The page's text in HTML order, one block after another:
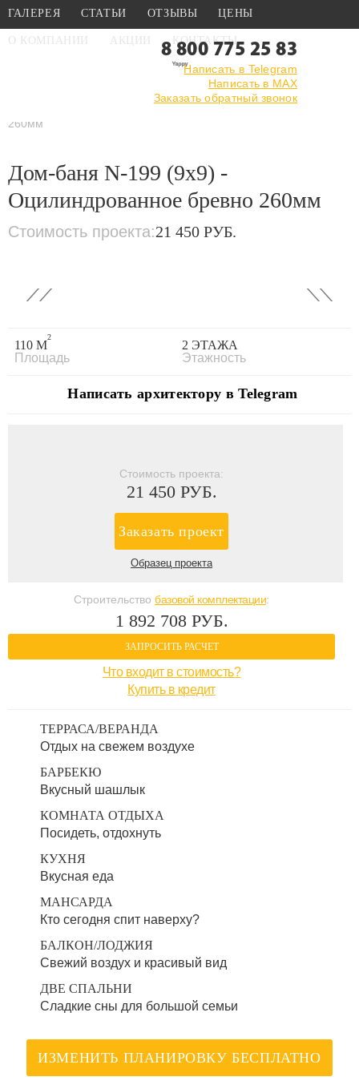
ГАЛЕРЕЯ СТАТЬИ ОТЗЫВЫ ЦЕНЫ
О КОМПАНИИ АКЦИИ КОНТАКТЫ
8 800 775 25 83
Написать в Telegram
Написать в MAX
Заказать обратный звонок
Проекты бань › Из оцилиндрованного
260мм
Дом-баня N-199 (9x9) -
Оцилиндрованное бревно 260мм
Стоимость проекта:21 450 РУБ.
‹ ›
110 М
2
Площадь
2 ЭТАЖА
Этажность
Написать архитектору в Telegram
Стоимость проекта:
21 450 РУБ.
Заказать проект
Образец проекта
Строительство базовой комплектации:
1 892 708 РУБ.
ЗАПРОСИТЬ РАСЧЕТ
Что входит в стоимость?
Купить в кредит
ТЕРРАСА/ВЕРАНДА
Отдых на свежем воздухе
БАРБЕКЮ
Вкусный шашлык
КОМНАТА ОТДЫХА
Посидеть, отдохнуть
КУХНЯ
Вкусная еда
МАНСАРДА
Кто сегодня спит наверху?
БАЛКОН/ЛОДЖИЯ
Свежий воздух и красивый вид
ДВЕ СПАЛЬНИ
Сладкие сны для большой семьи
ИЗМЕНИТЬ ПЛАНИРОВКУ БЕСПЛАТНО